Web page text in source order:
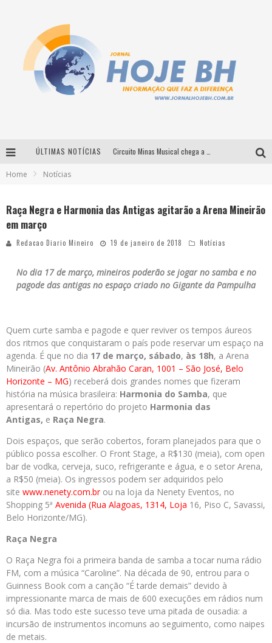
ÚLTIMAS NOTÍCIAS
Home Notícias
Raça Negra e Harmonia das Antigas agitarão a Arena Mineirão
em março
Redacao Diario Mineiro 19 de janeiro de 2018 Notícias
No dia 17 de março, mineiros poderão se jogar no samba e no
pagode das antigas no espaço criado no Gigante da Pampulha
Quem curte samba e pagode e quer reviver os tempos áureos
dos ritmos que conquistaram o país pode reservar um espaço na
agenda. É que no dia 17 de março, sábado, às 18h, a Arena
Mineirão (Av. Antônio Abrahão Caran, 1001 – São José, Belo
Horizonte – MG) receberá dois grandes nomes que fizeram
história na música brasileira: Harmonia do Samba, que
apresentará o repertório do projeto Harmonia das
Antigas, e Raça Negra.
Dois espaços, que serão cobertos, foram planejados para que o
público possa escolher. O Front Stage, a R$130 (meia), com open
bar de vodka, cerveja, suco, refrigerante e água, e o setor Arena,
a R$50 (meia). Os ingressos podem ser adquiridos pelo
site www.nenety.com.brou na loja da Nenety Eventos, no
Shopping 5ª Avenida (Rua Alagoas, 1314, Loja 16, Piso C, Savassi,
Belo Horizonte/MG).
Raça Negra
O Raça Negra foi a primeira banda de samba a tocar numa rádio
FM, com a música “Caroline”. Na década de 90, entrou para o
Guinness Book com a canção “É tarde demais” devido à
impressionante marca de mais de 600 execuções em rádios num
só dia. Mas todo este sucesso teve uma pitada de ousadia: a
incursão de instrumentos incomuns ao seguimento, como naipes
de metais.